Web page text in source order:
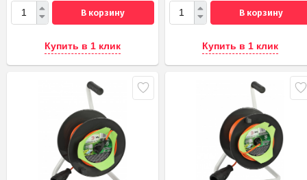
В корзину
Купить в 1 клик
В корзину
Купить в 1 клик